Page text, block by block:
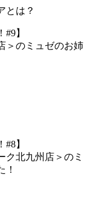
とは？
】
＞のミュゼのお姉
】
ク北九州店＞のミ
！